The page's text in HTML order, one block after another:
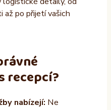
až po přijetí vašich
recepcí?
nabízejí: Ne